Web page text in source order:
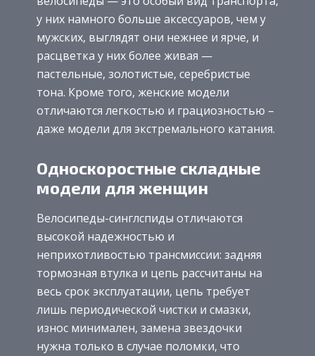
у них намного больше аксессуаров, чем у
мужских, выглядят они нежнее и ярче, и
расцветка у них более живая —
пастельные, золотистые, серебристые
тона. Кроме того, женские модели
отличаются легкостью и грациозностью –
даже модели для экстремального катания.
Односкоростные складные
модели для женщин
Велосипеды-синглспиды отличаются
высокой надежностью и
неприхотливостью трансмиссии: задняя
тормозная втулка и цепь рассчитаны на
весь срок эксплуатации, цепь требует
лишь периодической чистки и смазки,
износ минимален, замена звездочки
нужна только в случае поломки, что